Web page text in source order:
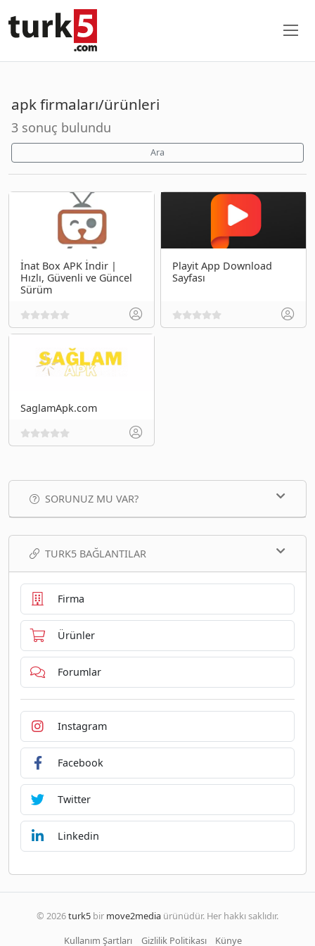
apk firmaları/ürünleri
3 sonuç bulundu
Ara
İnat Box APK İndir |
Hızlı, Güvenli ve Güncel
Sürüm
Playit App Download
Sayfası
SaglamApk.com
SORUNUZ MU VAR?
TURK5 BAĞLANTILAR
Firma
Ürünler
Forumlar
Instagram
Facebook
Twitter
Linkedin
© 2026turk5 bir move2media ürünüdür. Her hakkı saklıdır.
Kullanım Şartları
Gizlilik Politikası Künye